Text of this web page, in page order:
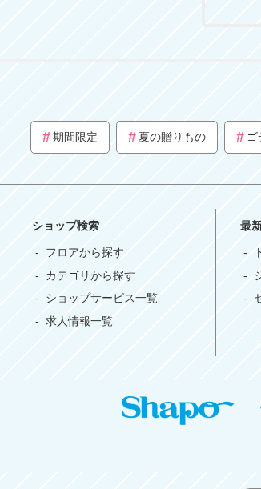
期間限定 夏の贈りもの ゴ
ショップ検索
フロアから探す
カテゴリから探す
ショップサービス一覧
求人情報一覧
最